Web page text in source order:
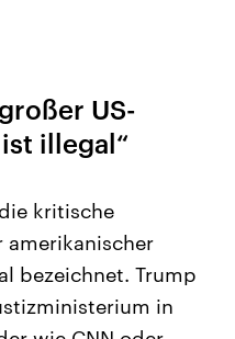
zu
Aktuelle Lage und
Der Überfall der
Terrororganisation Hamas
Oktober 2023 auf Israel
Region wieder die Gewalt
Israel möchte die Hamas
US-
illegal“
kritische
bezeichnet. Trump
in